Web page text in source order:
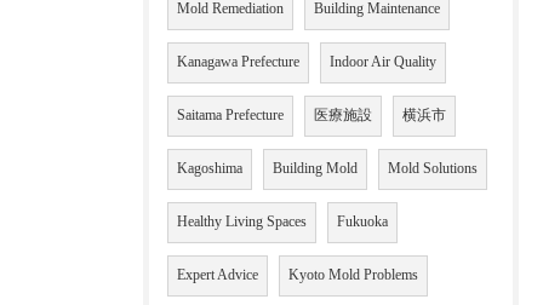
Mold Remediation Building Maintenance
Kanagawa Prefecture Indoor Air Quality
Saitama Prefecture 医療施設 横浜市
Kagoshima Building Mold Mold Solutions
Healthy Living Spaces Fukuoka
Expert Advice Kyoto Mold Problems